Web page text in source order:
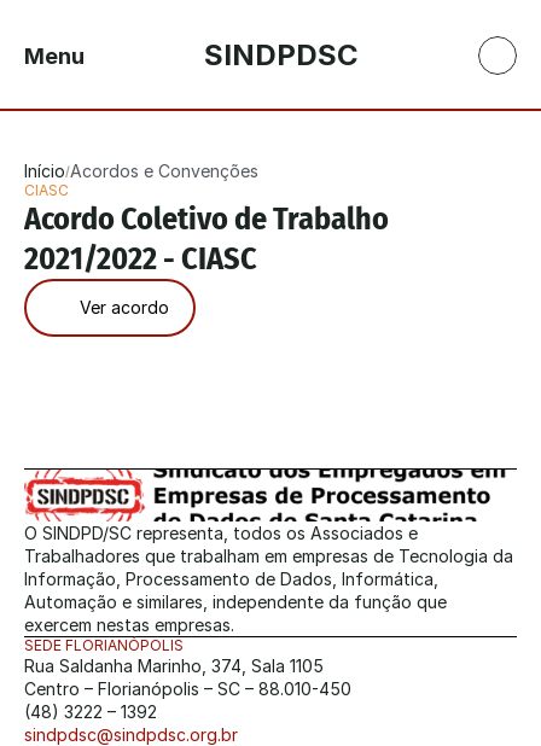
Menu SINDPDSC
Início/Acordos e Convenções
CIASC
Acordo Coletivo de Trabalho
2021/2022 - CIASC
Ver acordo
O SINDPD/SC representa, todos os Associados e
Trabalhadores que trabalham em empresas de Tecnologia da
Informação, Processamento de Dados, Informática,
Automação e similares, independente da função que
exercem nestas empresas.
SEDE FLORIANÓPOLIS
Rua Saldanha Marinho, 374, Sala 1105
Centro – Florianópolis – SC – 88.010-450
(48) 3222 – 1392
sindpdsc@sindpdsc.org.br